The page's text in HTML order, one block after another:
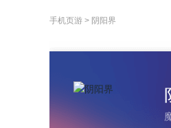
手机页游 > 阴阳界